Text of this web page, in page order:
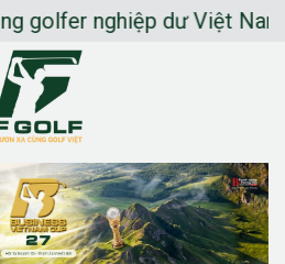
nghiệp dư Việt Nam